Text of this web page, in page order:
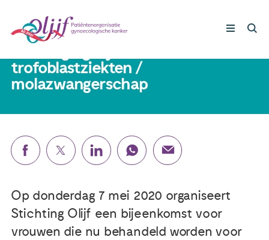
Nieuws
Gynaecologische kankers
Lotgenoten
Leven met/na kanker
27 januari 2020
trofoblastziekten /
molazwangerschap
Op donderdag 7 mei 2020 organiseert
Stichting Olijf een bijeenkomst voor
vrouwen die nu behandeld worden voor